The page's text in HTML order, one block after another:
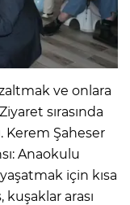
ve onlara
sırasında
Kerem Şaheser
Anaokulu
için kısa
kuşaklar arası